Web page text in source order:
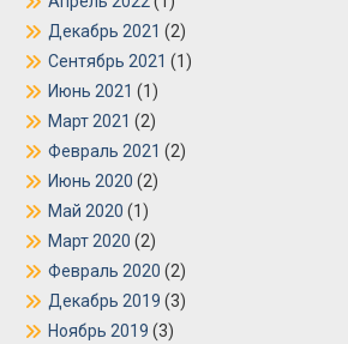
Декабрь 2021 (2)
Сентябрь 2021 (1)
Июнь 2021 (1)
Март 2021 (2)
Февраль 2021 (2)
Июнь 2020 (2)
Май 2020 (1)
Март 2020 (2)
Февраль 2020 (2)
Декабрь 2019 (3)
Ноябрь 2019 (3)